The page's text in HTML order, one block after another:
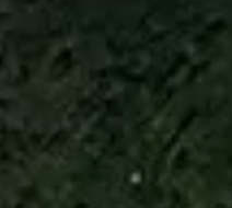
Anreise zu uns